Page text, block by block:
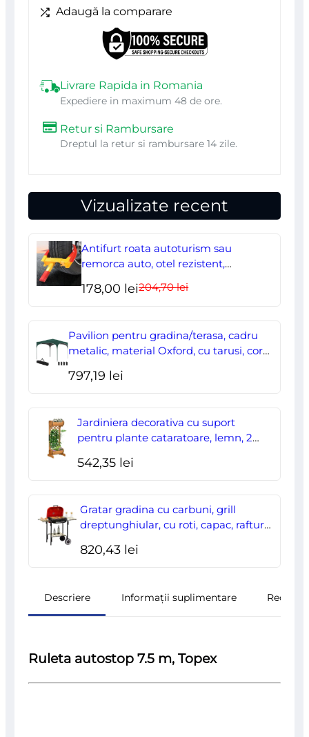
Livrare Rapida in Romania
Expediere in maximum 48 de ore.
Retur si Rambursare
Dreptul la retur si rambursare 14 zile.
Adaugă la comparare
Vizualizate recent
Antifurt roata autoturism sau
remorca auto, otel rezistent,
204,70leiPrețul
a
fost:
178,00 lei
Prețul
este:
178,00 lei.
Pavilion pentru gradina/terasa, cadru
metalic, material Oxford, cu tarusi, corzi
2.95×2.95×2.55 m
797,19 lei
Jardiniera decorativa cu suport
pentru plante cataratoare, lemn, 2
542,35 lei
Gratar gradina cu carbuni, grill
dreptunghiular, cu roti, capac, rafturi,
820,43 lei
Descriere Informații suplimentare
Ruleta autostop 7.5 m, Topex